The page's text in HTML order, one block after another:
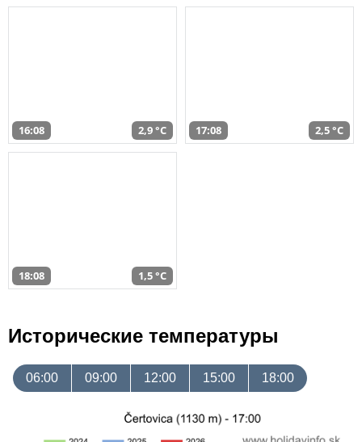
16:08 2,9 °C 17:08 2,5 °C
18:08 1,5 °C
Исторические температуры
06:00 09:00 12:00 15:00 18:00